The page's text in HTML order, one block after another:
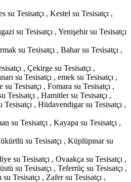
su Tesisatçı , Kestel su Tesisatçı ,
su Tesisatçı , Yenişehir su Tesisatçı
su Tesisatçı , Bahar su Tesisatçı ,
, Çekirge su Tesisatçı ,
su Tesisatçı , emek su Tesisatçı ,
Tesisatçı , Fomara su Tesisatçı ,
Tesisatçı , Hamitler su Tesisatçı ,
, Hüdavendigar su Tesisatçı ,
su Tesisatçı , Kayapa su Tesisatçı ,
su Tesisatçı , Küplüpınar su
su Tesisatçı , Ovaakça su Tesisatçı ,
su Tesisatçı , Teferrüç su Tesisatçı ,
Tesisatçı , Zafer su Tesisatçı ,